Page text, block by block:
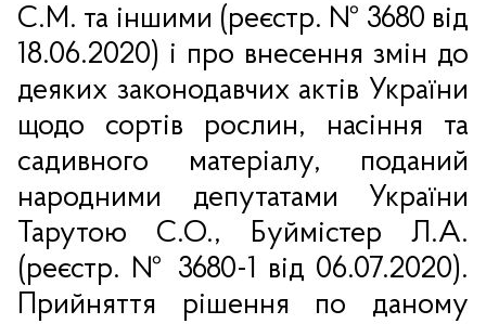
С.М. та іншими (реєстр. № 3680 від
18.06.2020) і про внесення змін до
деяких законодавчих актів України
щодо сортів рослин, насіння та
садивного матеріалу, поданий
народними депутатами України
Тарутою С.О., Буймістер Л.А.
(реєстр. № 3680-1 від 06.07.2020).
Прийняття рішення по даному